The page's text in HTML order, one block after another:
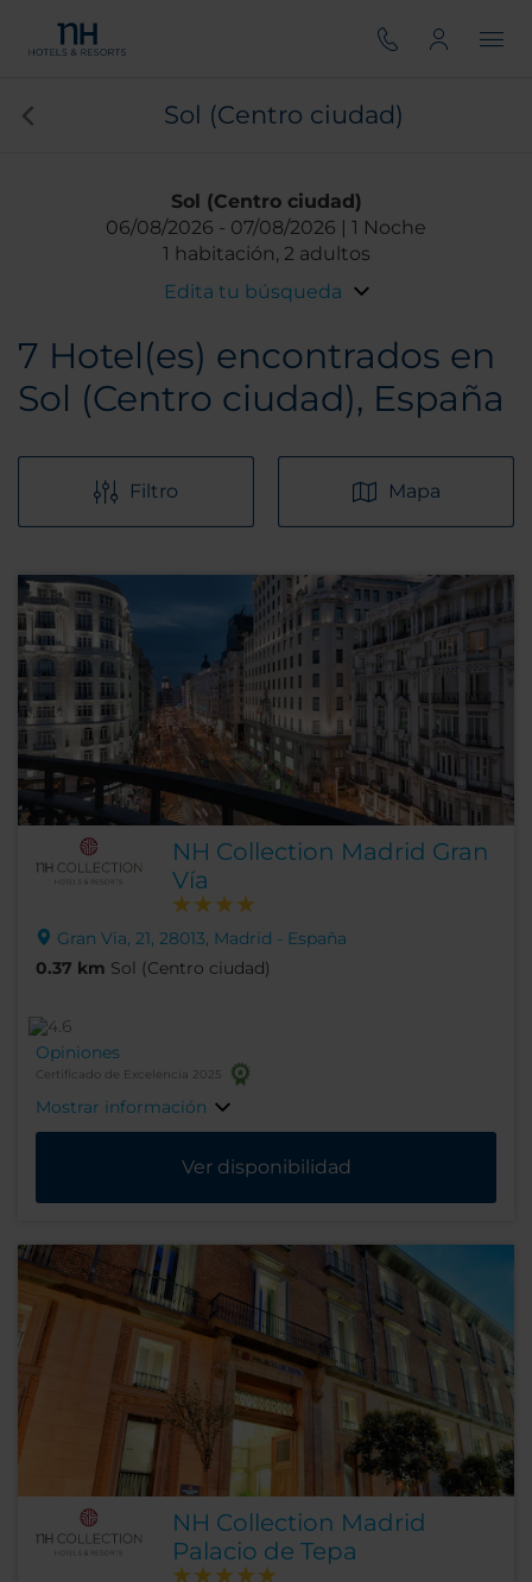
Sol (Centro ciudad)
Sol (Centro ciudad)
06/08/2026
07/08/2026
1 Noche
1 habitación, 2 adultos
Edita tu búsqueda
7 Hotel(es) encontrados en
Sol (Centro ciudad), España
Filtro Mapa
NH Collection Madrid Gran
Vía
Gran Via, 21, 28013, Madrid - España
0.37 km Sol (Centro ciudad)
Opiniones
Certificado de Excelencia 2025
Mostrar información
Ver disponibilidad
NH Collection Madrid
Palacio de Tepa